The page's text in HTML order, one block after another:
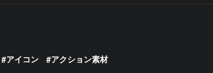
アイコン
アクション素材